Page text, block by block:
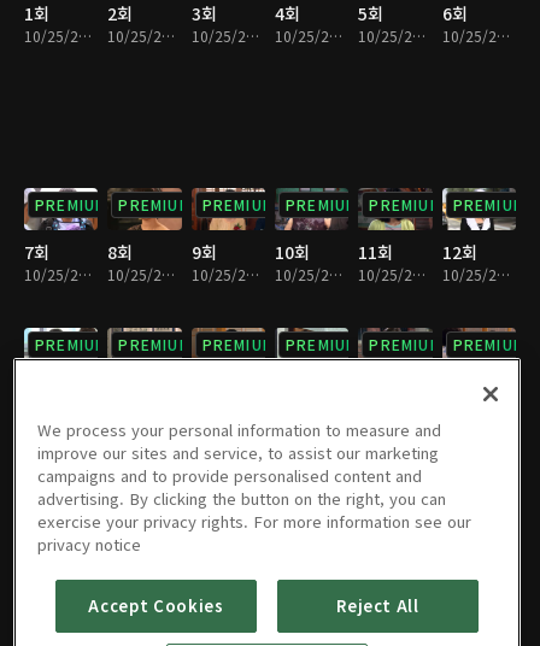
1회
10/25/2024 • 1시간 3분
2회
10/25/2024 • 1시간
3회
10/25/2024 • 1시간 2분
4회
10/25/2024 • 1시간 1분
5회
10/25/2024 • 1시간 2분
6회
10/25/2024 • 1시간 2분
PREMIUM
7회
10/25/2024 • 1시간 4분
PREMIUM
8회
10/25/2024 • 1시간 1분
PREMIUM
9회
10/25/2024 • 1시간 1분
PREMIUM
10회
10/25/2024 • 1시간 2분
PREMIUM
11회
10/25/2024 • 1시간 3분
PREMIUM
12회
10/25/2024 • 1시간 3분
PREMIUM PREMIUM PREMIUM PREMIUM PREMIUM PREMIUM
PREMIUM
19회
10/25/2024 • 1시간 2분
PREMIUM
20회
PREMIUM
21회
PREMIUM
22회
PREMIUM
23회 24회
PREMIUM PREMIUM
We process your personal information to measure and
improve our sites and service, to assist our marketing
campaigns and to provide personalised content and
advertising. By clicking the button on the right, you can
exercise your privacy rights. For more information see our
privacy notice
Accept Cookies Reject All